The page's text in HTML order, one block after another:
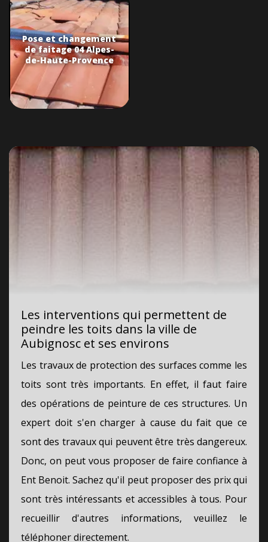
Pose et changement
de faitage 04 Alpes-
de-Haute-Provence
Les interventions qui permettent de
peindre les toits dans la ville de
Aubignosc et ses environs
Les travaux de protection des surfaces comme les
toits sont très importants. En effet, il faut faire
des opérations de peinture de ces structures. Un
expert doit s'en charger à cause du fait que ce
sont des travaux qui peuvent être très dangereux.
Donc, on peut vous proposer de faire confiance à
Ent Benoit. Sachez qu'il peut proposer des prix qui
sont très intéressants et accessibles à tous. Pour
recueillir d'autres informations, veuillez le
téléphoner directement.